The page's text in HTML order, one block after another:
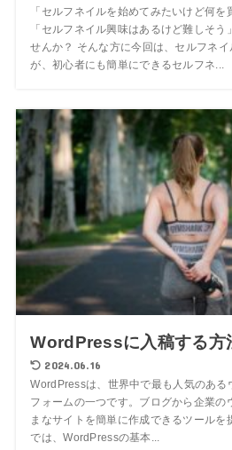
「セルフネイルを始めてみたいけど何を
「セルフネイル興味はあるけど難しそう
せんか？ そんな方に今回は、セルフネ
が、初心者にも簡単にできるセルフネ...
WordPressに入稿する方
2024.06.16
WordPressは、世界中で最も人気のある
フォームの一つです。ブログから企業の
まなサイトを簡単に作成できるツールを
では、WordPressの基本...